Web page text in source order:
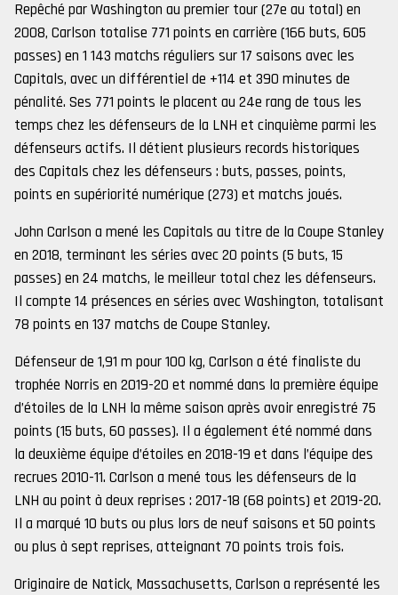
Repêché par Washington au premier tour (27e au total) en
2008, Carlson totalise 771 points en carrière (166 buts, 605
passes) en 1 143 matchs réguliers sur 17 saisons avec les
Capitals, avec un différentiel de +114 et 390 minutes de
pénalité. Ses 771 points le placent au 24e rang de tous les
temps chez les défenseurs de la LNH et cinquième parmi les
défenseurs actifs. Il détient plusieurs records historiques
des Capitals chez les défenseurs : buts, passes, points,
points en supériorité numérique (273) et matchs joués.
John Carlson a mené les Capitals au titre de la Coupe Stanley
en 2018, terminant les séries avec 20 points (5 buts, 15
passes) en 24 matchs, le meilleur total chez les défenseurs.
Il compte 14 présences en séries avec Washington, totalisant
78 points en 137 matchs de Coupe Stanley.
Défenseur de 1,91 m pour 100 kg, Carlson a été finaliste du
trophée Norris en 2019-20 et nommé dans la première équipe
d’étoiles de la LNH la même saison après avoir enregistré 75
points (15 buts, 60 passes). Il a également été nommé dans
la deuxième équipe d’étoiles en 2018-19 et dans l’équipe des
recrues 2010-11. Carlson a mené tous les défenseurs de la
LNH au point à deux reprises : 2017-18 (68 points) et 2019-20.
Il a marqué 10 buts ou plus lors de neuf saisons et 50 points
ou plus à sept reprises, atteignant 70 points trois fois.
Originaire de Natick, Massachusetts, Carlson a représenté les